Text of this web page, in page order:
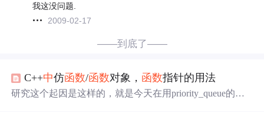
我这没问题.
2009-02-17
——到底了——
C++中仿函数/函数对象， 函数指针的用法
研究这个起因是这样的，就是今天在用priority_queue的时